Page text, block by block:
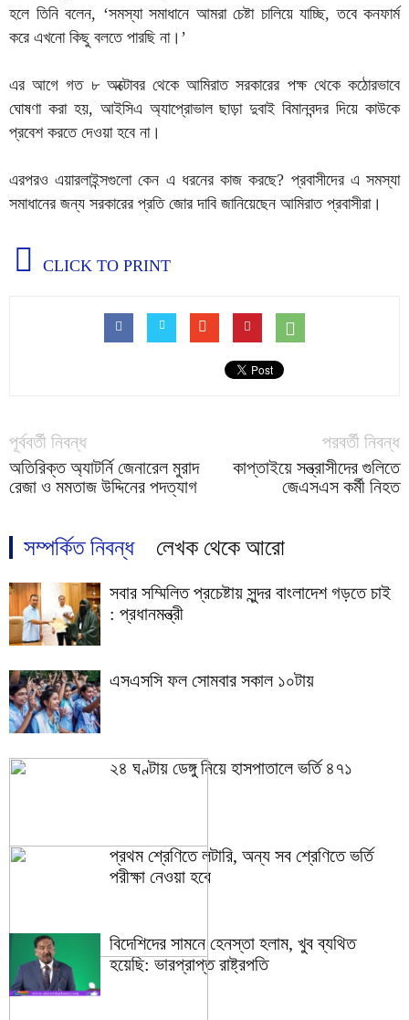
হলে তিনি বলেন, ‘সমস্যা সমাধানে আমরা চেষ্টা চালিয়ে যাচ্ছি, তবে কনফার্ম
করে এখনো কিছু বলতে পারছি না।’
এর আগে গত ৮ অক্টোবর থেকে আমিরাত সরকারের পক্ষ থেকে কঠোরভাবে
ঘোষণা করা হয়, আইসিএ অ্যাপ্রোভাল ছাড়া দুবাই বিমানবন্দর দিয়ে কাউকে
প্রবেশ করতে দেওয়া হবে না।
এরপরও এয়ারলাইন্সগুলো কেন এ ধরনের কাজ করছে? প্রবাসীদের এ সমস্যা
সমাধানের জন্য সরকারের প্রতি জোর দাবি জানিয়েছেন আমিরাত প্রবাসীরা।
CLICK TO PRINT
পূর্ববর্তী নিবন্ধ
অতিরিক্ত অ্যাটর্নি জেনারেল মুরাদ
রেজা ও মমতাজ উদ্দিনের পদত্যাগ
পরবর্তী নিবন্ধ
কাপ্তাইয়ে সন্ত্রাসীদের গুলিতে
জেএসএস কর্মী নিহত
সম্পর্কিত নিবন্ধ লেখক থেকে আরো
সবার সম্মিলিত প্রচেষ্টায় সুন্দর বাংলাদেশ গড়তে চাই
: প্রধানমন্ত্রী
এসএসসি ফল সোমবার সকাল ১০টায়
২৪ ঘণ্টায় ডেঙ্গু নিয়ে হাসপাতালে ভর্তি ৪৭১
প্রথম শ্রেণিতে লটারি, অন্য সব শ্রেণিতে ভর্তি
পরীক্ষা নেওয়া হবে
বিদেশিদের সামনে হেনস্তা হলাম, খুব ব্যথিত
হয়েছি: ভারপ্রাপ্ত রাষ্ট্রপতি